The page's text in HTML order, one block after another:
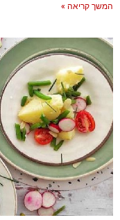
המשך קריאה »